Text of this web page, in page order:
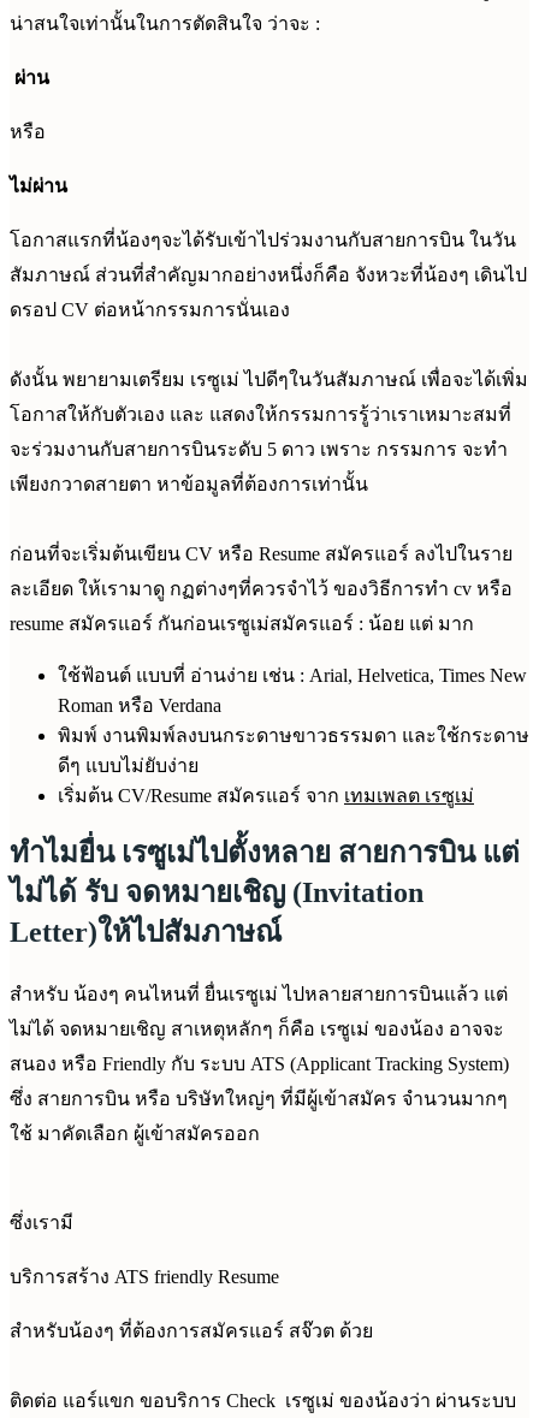
น่าสนใจเท่านั้นในการตัดสินใจ ว่าจะ :
ผ่าน
หรือ
ไม่ผ่าน
โอกาสแรกที่น้องๆจะได้รับเข้าไปร่วมงานกับสายการบิน ในวัน
สัมภาษณ์ ส่วนที่สำคัญมากอย่างหนึ่งก็คือ จังหวะที่น้องๆ เดินไป
ดรอป CV ต่อหน้ากรรมการนั่นเอง
ดังนั้น พยายามเตรียม เรซูเม่ ไปดีๆในวันสัมภาษณ์ เพื่อจะได้เพิ่ม
โอกาสให้กับตัวเอง และ แสดงให้กรรมการรู้ว่าเราเหมาะสมที่
จะร่วมงานกับสายการบินระดับ 5 ดาว เพราะ กรรมการ จะทำ
เพียงกวาดสายตา หาข้อมูลที่ต้องการเท่านั้น
ก่อนที่จะเริ่มต้นเขียน CV หรือ Resume สมัครแอร์ ลงไปในราย
ละเอียด ให้เรามาดู กฏต่างๆที่ควรจำไว้ ของวิธีการทำ cv หรือ
resume สมัครแอร์ กันก่อนเรซูเม่สมัครแอร์ : น้อย แต่ มาก
ใช้ฟ้อนต์ แบบที่ อ่านง่าย เช่น : Arial, Helvetica, Times New
Roman หรือ Verdana
พิมพ์ งานพิมพ์ลงบนกระดาษขาวธรรมดา และใช้กระดาษ
ดีๆ แบบไม่ยับง่าย
เริ่มต้น CV/Resume สมัครแอร์ จาก เทมเพลต เรซูเม่
ทำไมยื่น เรซูเม่ไปตั้งหลาย สายการบิน แต่
ไม่ได้ รับ จดหมายเชิญ (Invitation
Letter)ให้ไปสัมภาษณ์
สำหรับ น้องๆ คนไหนที่ ยื่นเรซูเม่ ไปหลายสายการบินแล้ว แต่
ไม่ได้ จดหมายเชิญ สาเหตุหลักๆ ก็คือ เรซูเม่ ของน้อง อาจจะ
สนอง หรือ Friendly กับ ระบบ ATS (Applicant Tracking System)
ซึ่ง สายการบิน หรือ บริษัทใหญ่ๆ ที่มีผู้เข้าสมัคร จำนวนมากๆ
ใช้ มาคัดเลือก ผู้เข้าสมัครออก
ซึ่งเรามี
บริการสร้าง ATS friendly Resume
สำหรับน้องๆ ที่ต้องการสมัครแอร์ สจ๊วต ด้วย
ติดต่อ แอร์แขก ขอบริการ Check เรซูเม่ ของน้องว่า ผ่านระบบ